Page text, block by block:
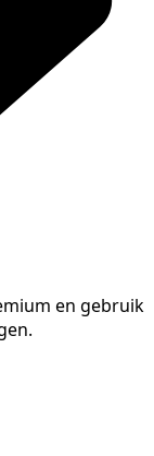
en gebruik